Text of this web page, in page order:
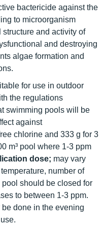
bactericide against the
to microorganism
and activity of
and destroying
algae formation and
for use in outdoor
the regulations
swimming pools will be
against
chlorine and 333 g for 3
m³ pool where 1-3 ppm
dose; may vary
number of
should be closed for
to between 1-3 ppm.
done in the evening